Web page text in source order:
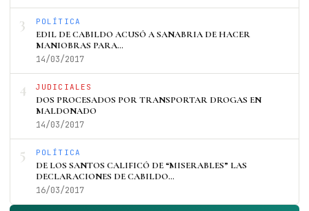
3 POLÍTICA
EDIL DE CABILDO ACUSÓ A SANABRIA DE HACER
MANIOBRAS PARA…
14/03/2017
4 JUDICIALES
DOS PROCESADOS POR TRANSPORTAR DROGAS EN
MALDONADO
14/03/2017
5 POLÍTICA
DE LOS SANTOS CALIFICÓ DE “MISERABLES” LAS
DECLARACIONES DE CABILDO…
16/03/2017